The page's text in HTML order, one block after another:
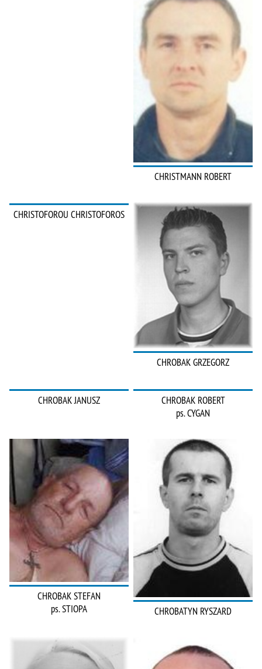
CHRISTMANN ROBERT
CHRISTOFOROU CHRISTOFOROS
CHROBAK GRZEGORZ
CHROBAK JANUSZ
CHROBAK ROBERT
ps. CYGAN
CHROBAK STEFAN
ps. STIOPA
CHROBATYN RYSZARD